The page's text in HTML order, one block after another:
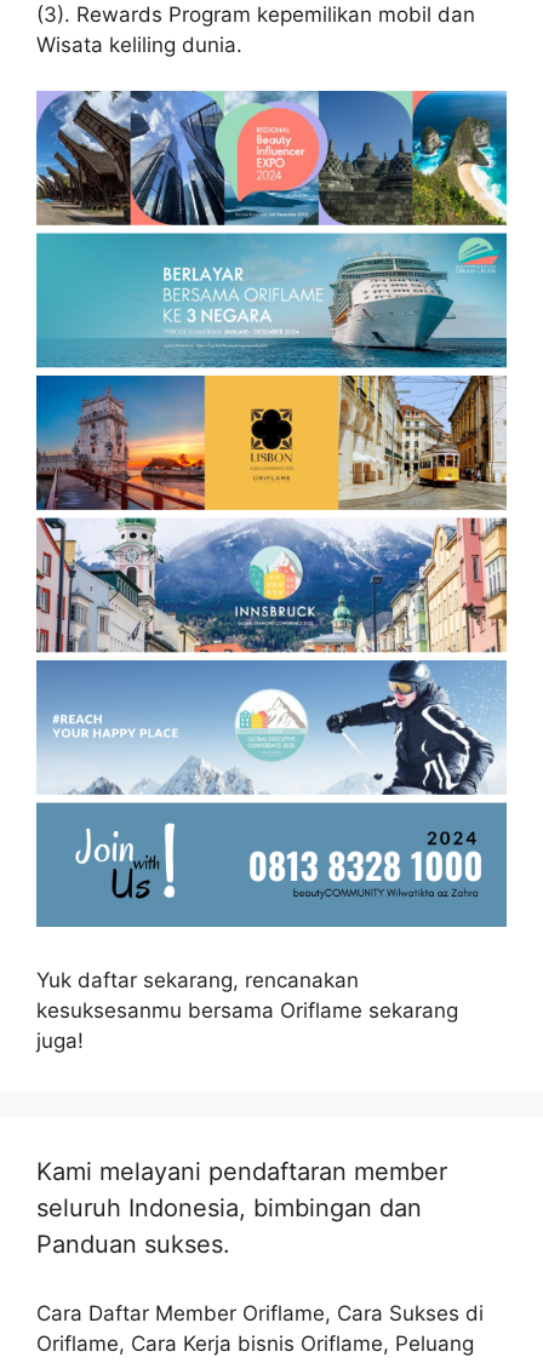
(3). Rewards Program kepemilikan mobil dan
Wisata keliling dunia.
Yuk daftar sekarang, rencanakan
kesuksesanmu bersama Oriflame sekarang
juga!
Kami melayani pendaftaran member
seluruh Indonesia, bimbingan dan
Panduan sukses.
Cara Daftar Member Oriflame, Cara Sukses di
Oriflame, Cara Kerja bisnis Oriflame, Peluang